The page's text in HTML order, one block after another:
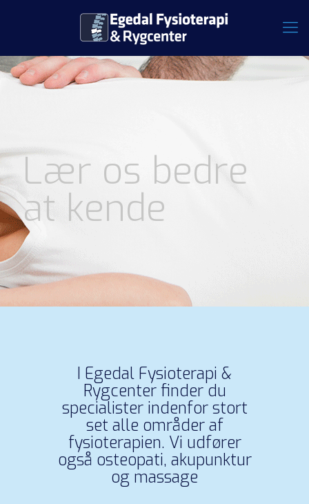
Lær os bedre
at kende
I Egedal Fysioterapi &
Rygcenter finder du
specialister indenfor stort
set alle områder af
fysioterapien. Vi udfører
også osteopati, akupunktur
og massage